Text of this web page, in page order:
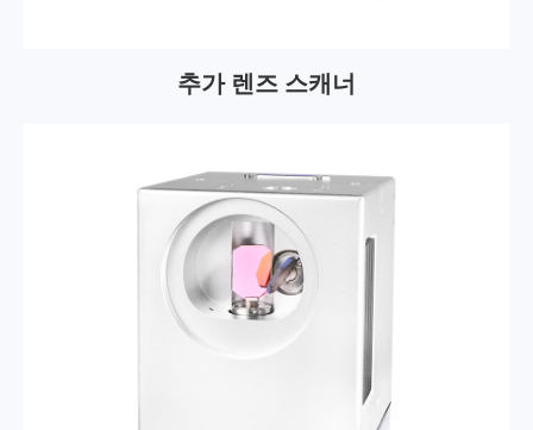
추가 렌즈 스캐너